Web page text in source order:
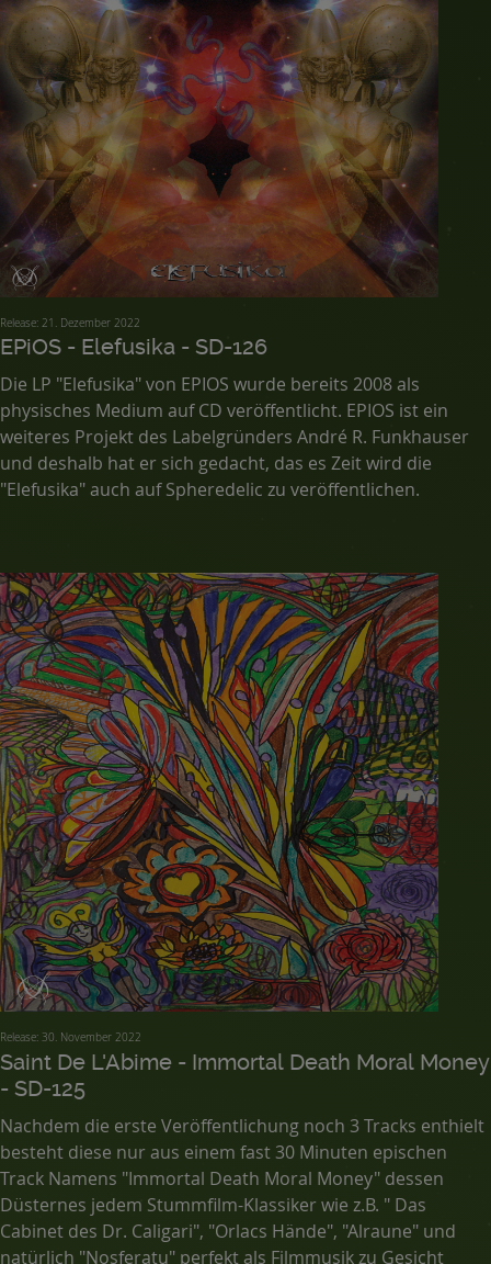
Release: 21. Dezember 2022
EPiOS - Elefusika - SD-126
Die LP "Elefusika" von EPIOS wurde bereits 2008 als
physisches Medium auf CD veröffentlicht. EPIOS ist ein
weiteres Projekt des Labelgründers André R. Funkhauser
und deshalb hat er sich gedacht, das es Zeit wird die
"Elefusika" auch auf Spheredelic zu veröffentlichen.
Release: 30. November 2022
Saint De L'Abime - Immortal Death Moral Money
- SD-125
Nachdem die erste Veröffentlichung noch 3 Tracks enthielt
besteht diese nur aus einem fast 30 Minuten epischen
Track Namens "Immortal Death Moral Money" dessen
Düsternes jedem Stummfilm-Klassiker wie z.B. " Das
Cabinet des Dr. Caligari", "Orlacs Hände", "Alraune" und
natürlich "Nosferatu" perfekt als Filmmusik zu Gesicht